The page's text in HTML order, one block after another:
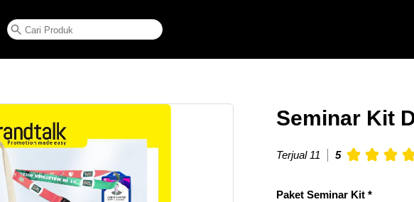
Seminar Kit
Terjual 11 5
Paket Seminar Kit *